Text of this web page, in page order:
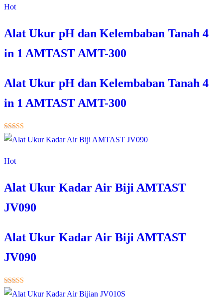
Hot
Alat Ukur pH dan Kelembaban Tanah 4
in 1 AMTAST AMT-300
Alat Ukur pH dan Kelembaban Tanah 4
in 1 AMTAST AMT-300
★★★★★
Hot
Alat Ukur Kadar Air Biji AMTAST
JV090
Alat Ukur Kadar Air Biji AMTAST
JV090
★★★★★